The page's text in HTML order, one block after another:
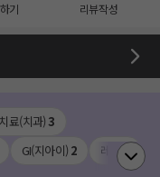
기 리뷰작성
료(치과)3
GI(지아이) 2 레진1